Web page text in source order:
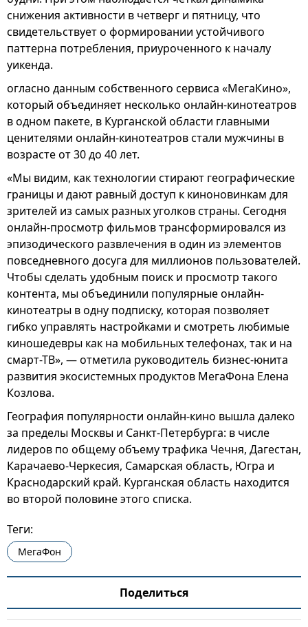
снижения активности в четверг и пятницу, что
свидетельствует о формировании устойчивого
паттерна потребления, приуроченного к началу
уикенда.
огласно данным собственного сервиса «МегаКино»,
который объединяет несколько онлайн-кинотеатров
в одном пакете, в Курганской области главными
ценителями онлайн-кинотеатров стали мужчины в
возрасте от 30 до 40 лет.
«Мы видим, как технологии стирают географические
границы и дают равный доступ к киноновинкам для
зрителей из самых разных уголков страны. Сегодня
онлайн-просмотр фильмов трансформировался из
эпизодического развлечения в один из элементов
повседневного досуга для миллионов пользователей.
Чтобы сделать удобным поиск и просмотр такого
контента, мы объединили популярные онлайн-
кинотеатры в одну подписку, которая позволяет
гибко управлять настройками и смотреть любимые
киношедевры как на мобильных телефонах, так и на
смарт-ТВ», — отметила руководитель бизнес-юнита
развития экосистемных продуктов МегаФона Елена
Козлова.
География популярности онлайн-кино вышла далеко
за пределы Москвы и Санкт-Петербурга: в числе
лидеров по общему объему трафика Чечня, Дагестан,
Карачаево-Черкесия, Самарская область, Югра и
Краснодарский край. Курганская область находится
во второй половине этого списка.
Теги:
МегаФон
Поделиться